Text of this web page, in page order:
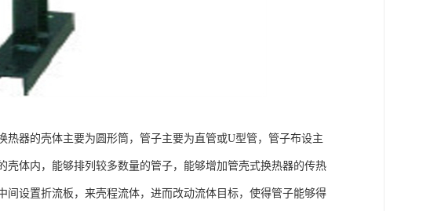
器的壳体主要为圆形筒，管子主要为直管或U型管，管子布设主
体内，能够排列较多数量的管子，能够增加管壳式换热器的传热
设置折流板，来壳程流体，进而改动流体目标，使得管子能够得